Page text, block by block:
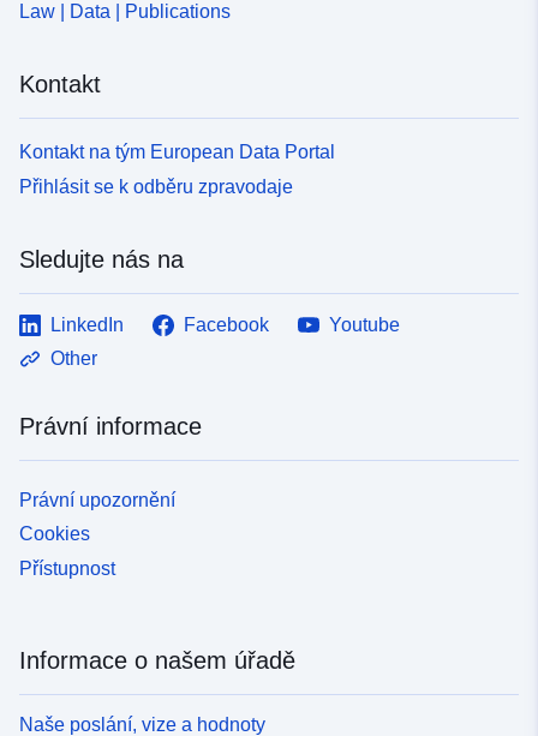
Law | Data | Publications
Kontakt
Kontakt na tým European Data Portal
Přihlásit se k odběru zpravodaje
Sledujte nás na
LinkedIn Facebook
Youtube
Other
Právní informace
Právní upozornění
Cookies
Přístupnost
Informace o našem úřadě
Naše poslání, vize a hodnoty